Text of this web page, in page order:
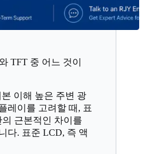
TFT 중 어느 것이
이해 높은 주변 광
레이를 고려할 때, 표
근본적인 차이를
다. 표준 LCD, 즉 액